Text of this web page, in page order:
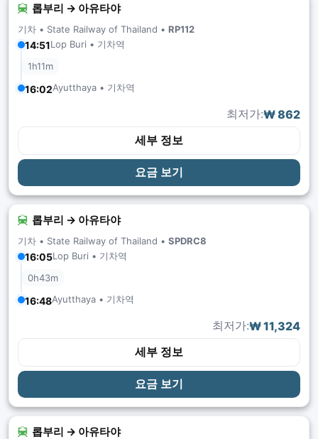
롭부리 → 아유타야
기차 • State Railway of Thailand • RP112
14:51Lop Buri • 기차역
1h11m
16:02Ayutthaya • 기차역
최저가:₩ 862
세부 정보
요금 보기
롭부리 → 아유타야
기차 • State Railway of Thailand • SPDRC8
16:05Lop Buri • 기차역
0h43m
16:48Ayutthaya • 기차역
최저가:₩ 11,324
세부 정보
요금 보기
롭부리 → 아유타야